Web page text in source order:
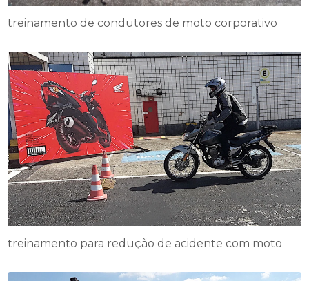
treinamento de condutores de moto corporativo
treinamento para redução de acidente com moto